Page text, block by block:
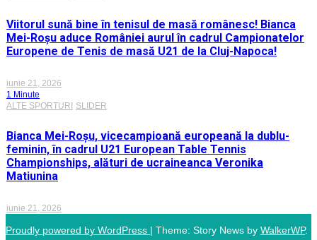
Viitorul sună bine în tenisul de masă românesc! Bianca
Mei-Roșu aduce României aurul în cadrul Campionatelor
Europene de Tenis de masă U21 de la Cluj-Napoca!
iunie 21, 2026
1 Minute
ALTE SPORTURI SLIDER
Bianca Mei-Roșu, vicecampioană europeană la dublu-
feminin, în cadrul U21 European Table Tennis
Championships, alături de ucraineanca Veronika
Matiunina
iunie 21, 2026
Proudly powered by WordPress | Theme: Story News by WalkerWP.